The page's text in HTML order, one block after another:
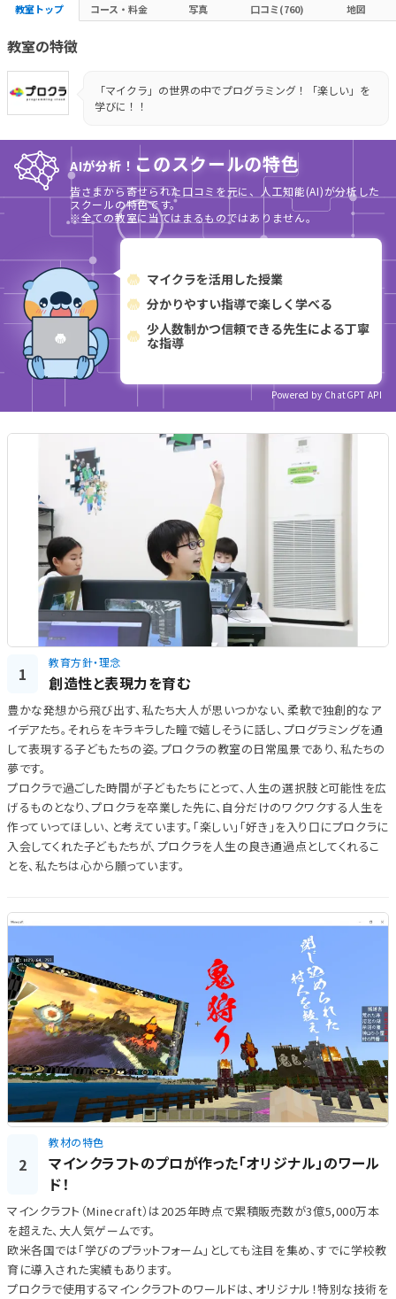
教室トップ コース・料金 写真 口コミ(760) 地図
教室の特徴
「マイクラ」の世界の中でプログラミング！「楽しい」を
学びに！！
AIが分析！ このスクールの特色
皆さまから寄せられた口コミを元に、人工知能(AI)が分析した
スクールの特色です。
※全ての教室に当てはまるものではありません。
マイクラを活用した授業
分かりやすい指導で楽しく学べる
少人数制かつ信頼できる先生による丁寧
な指導
Powered by ChatGPT API
1
教育方針・理念
創造性と表現力を育む
豊かな発想から飛び出す、私たち大人が思いつかない、柔軟で独創的なア
イデアたち。それらをキラキラした瞳で嬉しそうに話し、プログラミングを通
して表現する子どもたちの姿。プロクラの教室の日常風景であり、私たちの
夢です。
プロクラで過ごした時間が子どもたちにとって、人生の選択肢と可能性を広
げるものとなり、プロクラを卒業した先に、自分だけのワクワクする人生を
作っていってほしい、と考えています。「楽しい」「好き」を入り口にプロクラに
入会してくれた子どもたちが、プロクラを人生の良き通過点としてくれるこ
とを、私たちは心から願っています。
2
教材の特色
マインクラフトのプロが作った「オリジナル」のワール
ド！
マインクラフト（Minecraft）は2025年時点で累積販売数が3億5,000万本
を超えた、大人気ゲームです。
欧米各国では「学びのプラットフォーム」としても注目を集め、すでに学校教
育に導入された実績もあります。
プロクラで使用するマインクラフトのワールドは、オリジナル！特別な技術を